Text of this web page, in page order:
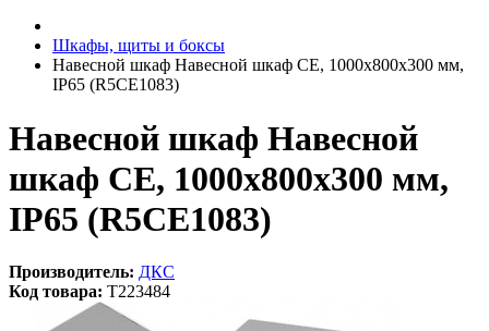
Шкафы, щиты и боксы
Навесной шкаф Навесной шкаф CE, 1000x800x300 мм,
IP65 (R5CE1083)
Навесной шкаф Навесной
шкаф CE, 1000x800x300 мм,
IP65 (R5CE1083)
Производитель: ДКС
Код товара: T223484